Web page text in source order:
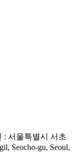
: 서울특별시 서초
Seocho-gu, Seoul,